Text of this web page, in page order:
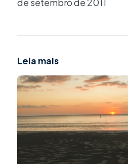
Leia mais